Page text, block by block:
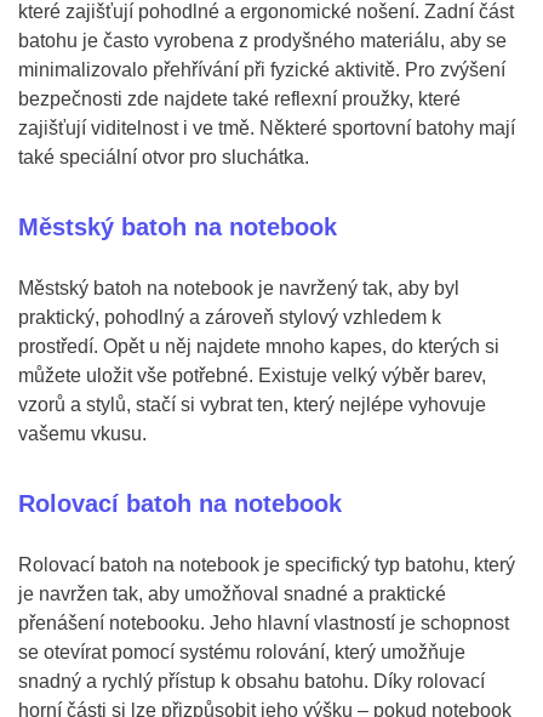
které zajišťují pohodlné a ergonomické nošení. Zadní část
batohu je často vyrobena z prodyšného materiálu, aby se
minimalizovalo přehřívání při fyzické aktivitě. Pro zvýšení
bezpečnosti zde najdete také reflexní proužky, které
zajišťují viditelnost i ve tmě. Některé sportovní batohy mají
také speciální otvor pro sluchátka.
Městský batoh na notebook
Městský batoh na notebook je navržený tak, aby byl
praktický, pohodlný a zároveň stylový vzhledem k
prostředí. Opět u něj najdete mnoho kapes, do kterých si
můžete uložit vše potřebné. Existuje velký výběr barev,
vzorů a stylů, stačí si vybrat ten, který nejlépe vyhovuje
vašemu vkusu.
Rolovací batoh na notebook
Rolovací batoh na notebook je specifický typ batohu, který
je navržen tak, aby umožňoval snadné a praktické
přenášení notebooku. Jeho hlavní vlastností je schopnost
se otevírat pomocí systému rolování, který umožňuje
snadný a rychlý přístup k obsahu batohu. Díky rolovací
horní části si lze přizpůsobit jeho výšku – pokud notebook